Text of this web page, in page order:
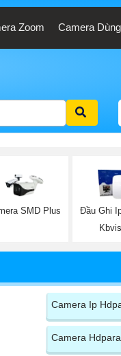
Zoom Camera
SMD Plus
Đầu Ghi
Camera Ip
Camera